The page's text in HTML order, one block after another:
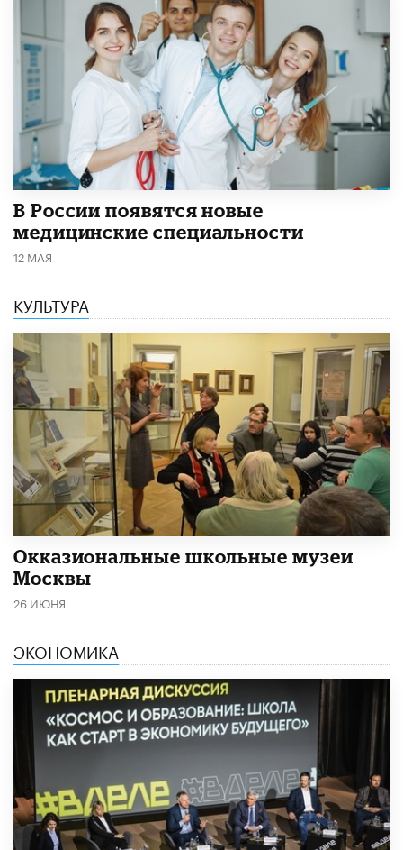
В России появятся новые
медицинские специальности
12 МАЯ
КУЛЬТУРА
​Окказиональные школьные музеи
Москвы
26 ИЮНЯ
ЭКОНОМИКА